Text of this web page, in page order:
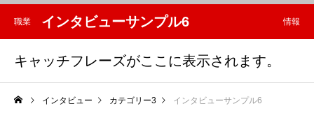
職業 インタビューサンプル6 情報
キャッチフレーズがここに表示されます。
インタビュー カテゴリー3 インタビューサンプル6